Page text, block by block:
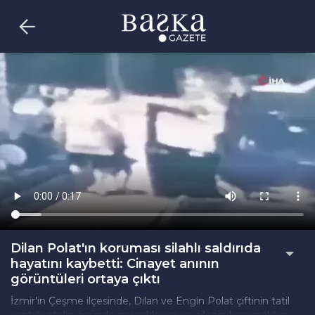
Dilan Polat'ın koruması silahlı saldırıda
hayatını kaybetti: Cinayet anının
görüntüleri ortaya çıktı
İzmir'in Çeşme ilçesinde, Dilan ve Engin Polat çiftinin tatil